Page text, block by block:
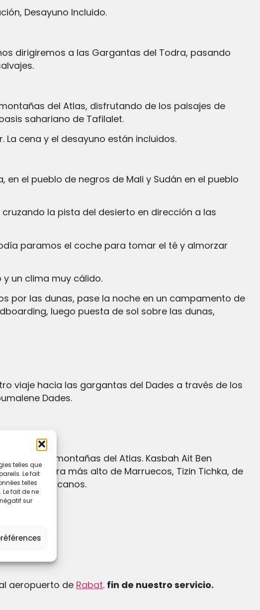
telles que
Le fait
telles
fait de ne
sur
Desayuno Incluido.
dirigiremos a las Gargantas del Todra, pasando
del Atlas, disfrutando de los paisajes de
sahariano de Tafilalet.
La cena y el desayuno están incluidos.
paramos el coche para tomar el té y almorzar
un clima muy cálido.
luego puesta de sol sobre las dunas,
Dades.
de carretera más alto de Marruecos, Tizin Tichka, de
cercanos.
aeropuerto de Rabat. fin de nuestro servicio.